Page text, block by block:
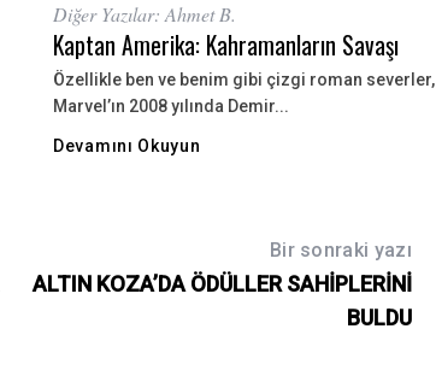
Diğer Yazılar: Ahmet B.
Kaptan Amerika: Kahramanların Savaşı
Özellikle ben ve benim gibi çizgi roman severler,
Marvel’ın 2008 yılında Demir...
Devamını Okuyun
Bir sonraki yazı
ALTIN KOZA’DA ÖDÜLLER SAHİPLERİNİ
BULDU